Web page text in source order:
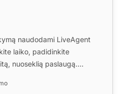
naudodami LiveAgent
laiko, padidinkite
nuoseklią paslaugą.